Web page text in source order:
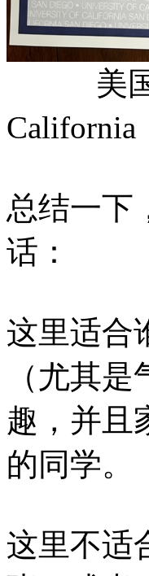
美国加
California
总结一下
话：
这里适合
（尤其
趣，并且
的同学。
这里不适